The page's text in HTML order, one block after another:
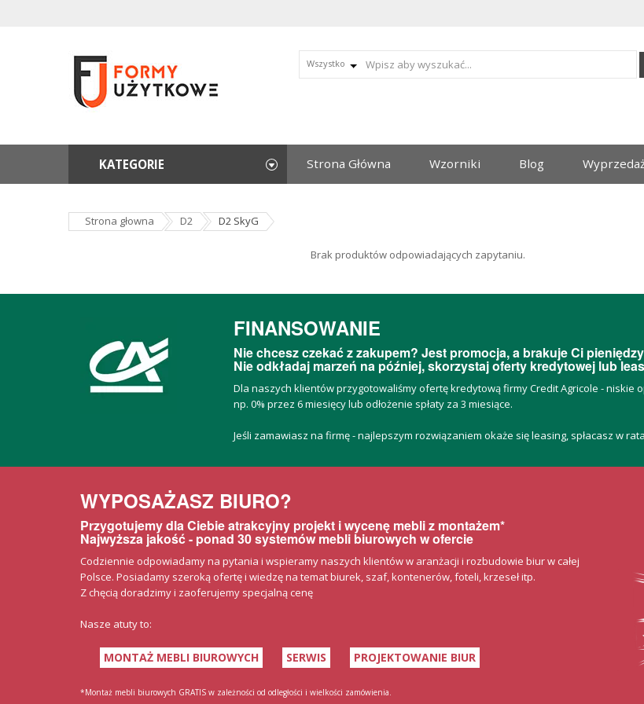
Wszystko
Strona Główna Wzorniki Blog
KATEGORIE
Strona głowna D2 D2 SkyG
Brak produktów odpowiadających zapytaniu.
FINANSOWANIE
Nie chcesz czekać z zakupem? Jest promocja, a brakuje Ci
Nie odkładaj marzeń na później, skorzystaj oferty kredytowej lub
Dla naszych klientów przygotowaliśmy ofertę kredytową firmy Credit Agricole -
np. 0% przez 6 miesięcy lub odłożenie spłaty za 3 miesiące.
Jeśli zamawiasz na firmę - najlepszym rozwiązaniem okaże się leasing, spłacasz w
WYPOSAŻASZ BIURO?
Przygotujemy dla Ciebie atrakcyjny projekt i wycenę mebli z montażem*
Najwyższa jakość - ponad 30 systemów mebli biurowych w ofercie
Codziennie odpowiadamy na pytania i wspieramy naszych klientów w aranżacji i rozbudowie biur w całej
Polsce. Posiadamy szeroką ofertę i wiedzę na temat biurek, szaf, kontenerów, foteli, krzeseł itp.
Z chęcią doradzimy i zaoferujemy specjalną cenę
Nasze atuty to:
MONTAŻ MEBLI BIUROWYCH SERWIS PROJEKTOWANIE BIUR
*Montaż mebli biurowych GRATIS w zależności od odległości i wielkości zamówienia.